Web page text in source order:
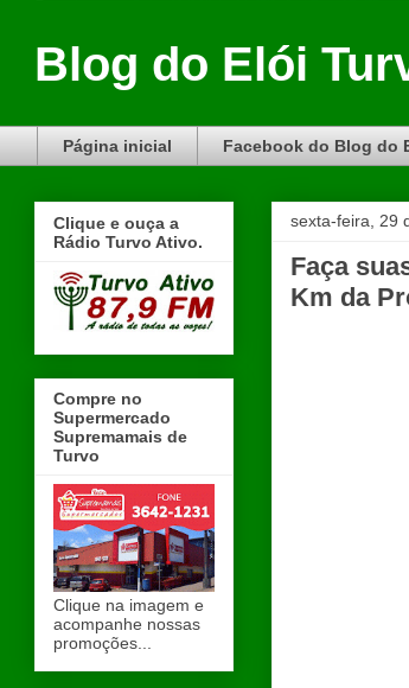
Blog do Elói
Página inicial Facebook do Blog do
sexta-feira, 29
Faça
Km da
Clique e ouça a
Rádio Turvo Ativo.
Compre no
Supermercado
Supremamais de
Turvo
Clique na imagem e
acompanhe nossas
promoções...